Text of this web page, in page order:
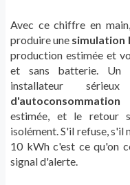
Avec ce chiffre en
produire une simulation
production estimée et
et sans batterie. Un
installateur
d'autoconsommation
estimée, et le retour
isolément. S'il refuse, s'il
10 kWh c'est ce qu'on
signal d'alerte.